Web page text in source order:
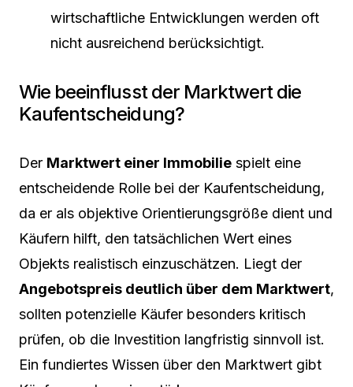
wirtschaftliche Entwicklungen werden oft
nicht ausreichend berücksichtigt.
Wie beeinflusst der Marktwert die
Kaufentscheidung?
Der Marktwert einer Immobilie spielt eine
entscheidende Rolle bei der Kaufentscheidung,
da er als objektive Orientierungsgröße dient und
Käufern hilft, den tatsächlichen Wert eines
Objekts realistisch einzuschätzen. Liegt der
Angebotspreis deutlich über dem Marktwert,
sollten potenzielle Käufer besonders kritisch
prüfen, ob die Investition langfristig sinnvoll ist.
Ein fundiertes Wissen über den Marktwert gibt